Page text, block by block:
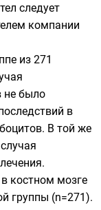
следует
компании
из 271
не было
в
В той же
костном мозге
группы (n=271).